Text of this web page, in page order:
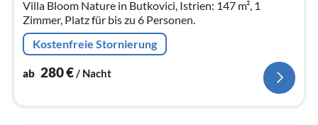
Villa Bloom Nature in Butkovici, Istrien: 147 m², 1
Zimmer, Platz für bis zu 6 Personen.
Kostenfreie Stornierung
ab 280€/ Nacht